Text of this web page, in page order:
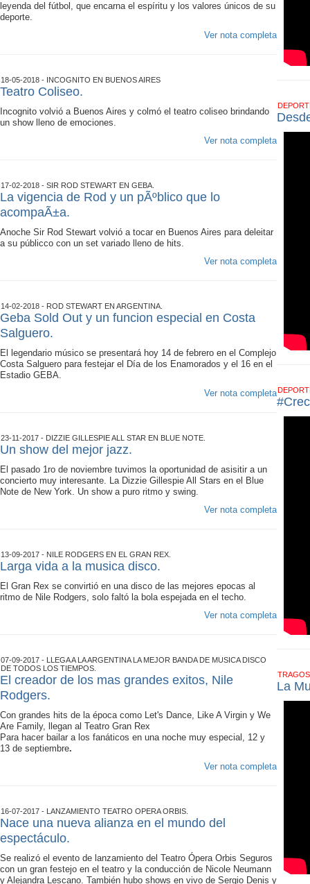
leyenda del fútbol, ​​que encarna el espíritu y los valores únicos de su
deporte.
Ver nota completa
18-05-2018 - INCOGNITO EN BUENOS AIRES
Teatro Coliseo.
Incognito volvió a Buenos Aires y colmó el teatro coliseo brindando
un show lleno de emociones.
Ver nota completa
17-02-2018 - SIR ROD STEWART EN GEBA.
La vigencia de Rod y un pÃºblico que lo
acompaÃ±a.
Anoche Sir Rod Stewart volvió a tocar en Buenos Aires para deleitar
a su públicco con un set variado lleno de hits.
Ver nota completa
14-02-2018 - ROD STEWART EN ARGENTINA.
Geba Sold Out y un funcion especial en Costa
Salguero.
El legendario músico se presentará hoy 14 de febrero en el Complejo
Costa Salguero para festejar el Día de los Enamorados y el 16 en el
Estadio GEBA.
Ver nota completa
23-11-2017 - DIZZIE GILLESPIE ALL STAR EN BLUE NOTE.
Un show del mejor jazz.
El pasado 1ro de noviembre tuvimos la oportunidad de asisitir a un
concierto muy interesante. La Dizzie Gillespie All Stars en el Blue
Note de New York. Un show a puro ritmo y swing.
Ver nota completa
13-09-2017 - NILE RODGERS EN EL GRAN REX.
Larga vida a la musica disco.
El Gran Rex se convirtió en una disco de las mejores epocas al
ritmo de Nile Rodgers, solo faltó la bola espejada en el techo.
Ver nota completa
07-09-2017 - LLEGA A LA ARGENTINA LA MEJOR BANDA DE MUSICA DISCO
DE TODOS LOS TIEMPOS.
El creador de los mas grandes exitos, Nile
Rodgers.
Con grandes hits de la época como Let's Dance, Like A Virgin y We
Are Family, llegan al Teatro Gran Rex
Para hacer bailar a los fanáticos en una noche muy especial, 12 y
13 de septiembre.
Ver nota completa
16-07-2017 - LANZAMIENTO TEATRO OPERA ORBIS.
Nace una nueva alianza en el mundo del
espectáculo.
Se realizó el evento de lanzamiento del Teatro Ópera Orbis Seguros
con un gran festejo en el teatro y la conducción de Nicole Neumann
y Alejandra Lescano. También hubo shows en vivo de Sergio Denis y
La